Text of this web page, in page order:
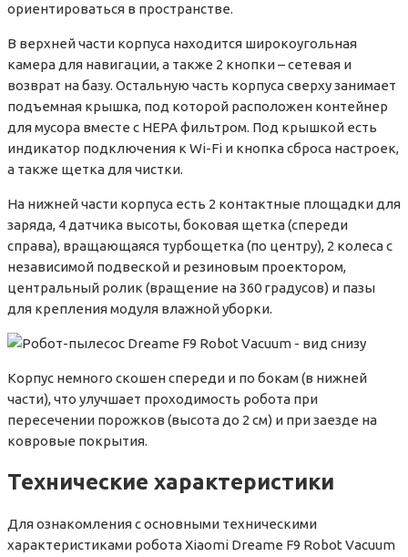
ориентироваться в пространстве.
В верхней части корпуса находится широкоугольная
камера для навигации, а также 2 кнопки – сетевая и
возврат на базу. Остальную часть корпуса сверху занимает
подъемная крышка, под которой расположен контейнер
для мусора вместе с HEPA фильтром. Под крышкой есть
индикатор подключения к Wi-Fi и кнопка сброса настроек,
а также щетка для чистки.
На нижней части корпуса есть 2 контактные площадки для
заряда, 4 датчика высоты, боковая щетка (спереди
справа), вращающаяся турбощетка (по центру), 2 колеса с
независимой подвеской и резиновым проектором,
центральный ролик (вращение на 360 градусов) и пазы
для крепления модуля влажной уборки.
Корпус немного скошен спереди и по бокам (в нижней
части), что улучшает проходимость робота при
пересечении порожков (высота до 2 см) и при заезде на
ковровые покрытия.
Технические характеристики
Для ознакомления с основными техническими
характеристиками робота Xiaomi Dreame F9 Robot Vacuum